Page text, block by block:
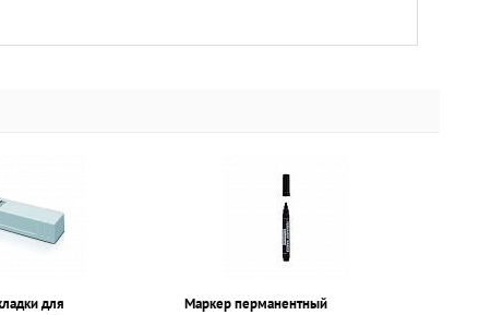
для
Маркер перманентный